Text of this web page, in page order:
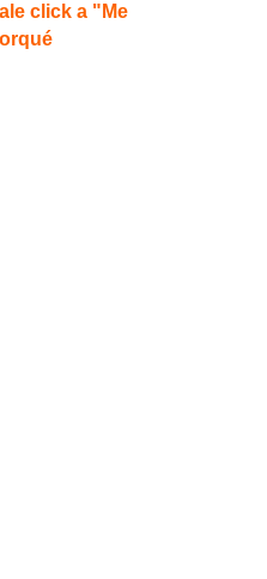
click a "Me